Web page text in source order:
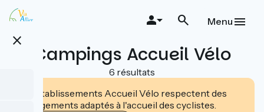
Aller
au
principal
close
Menu
Campings Accueil Vélo
6 résultats
Les établissements Accueil Vélo respectent des
engagements adaptés à l'accueil des cyclistes.